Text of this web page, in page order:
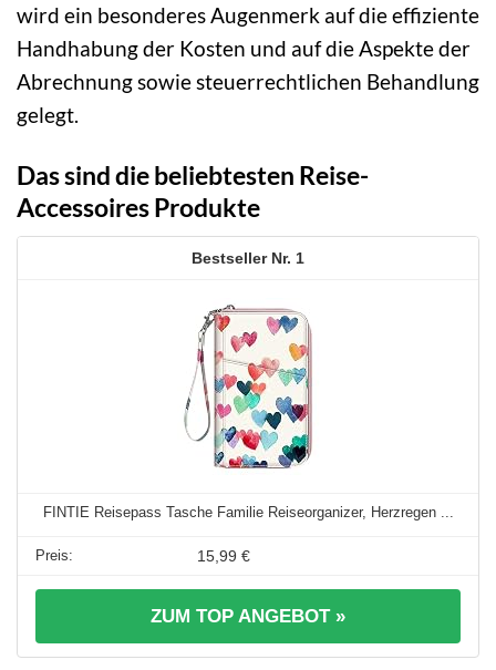
wird ein besonderes Augenmerk auf die effiziente
Handhabung der Kosten und auf die Aspekte der
Abrechnung sowie steuerrechtlichen Behandlung
gelegt.
Das sind die beliebtesten Reise-
Accessoires Produkte
1
FINTIE Reisepass Tasche Familie Reiseorganizer, Herzregen ...
15,99 €
ZUM TOP ANGEBOT »